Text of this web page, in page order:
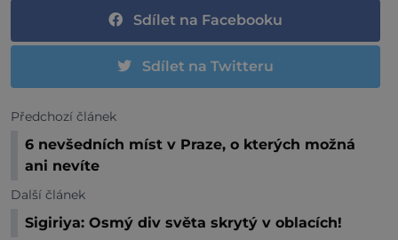
Sdílet na Facebooku
Sdílet na Twitteru
Předchozí článek
6 nevšedních míst v Praze, o kterých možná
ani nevíte
Další článek
Sigiriya: Osmý div světa skrytý v oblacích!